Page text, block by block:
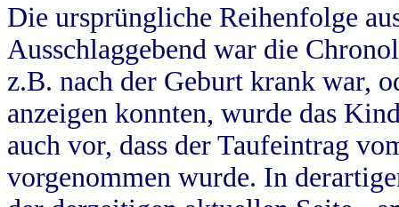
Die ursprüngliche Reihenfolge
Ausschlaggebend war die
z.B. nach der Geburt krank war,
anzeigen konnten, wurde das
auch vor, dass der Taufeintrag
vorgenommen wurde. In